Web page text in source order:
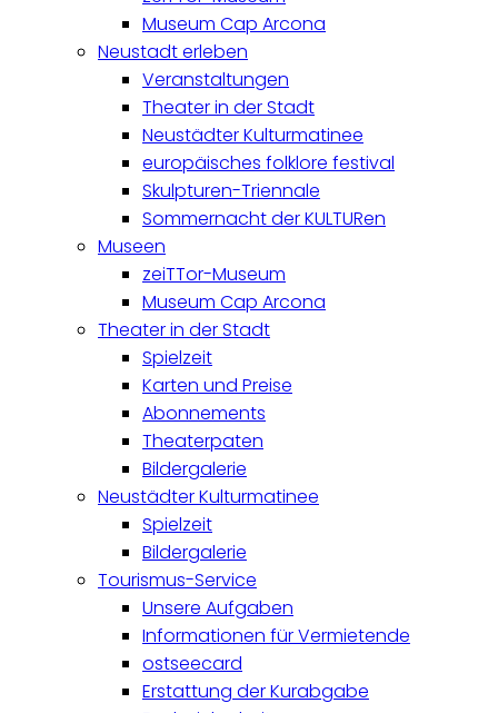
Museum Cap Arcona
Neustadt erleben
Veranstaltungen
Theater in der Stadt
Neustädter Kulturmatinee
europäisches folklore festival
Skulpturen-Triennale
Sommernacht der KULTURen
Museen
zeiTTor-Museum
Museum Cap Arcona
Theater in der Stadt
Spielzeit
Karten und Preise
Abonnements
Theaterpaten
Bildergalerie
Neustädter Kulturmatinee
Spielzeit
Bildergalerie
Tourismus-Service
Unsere Aufgaben
Informationen für Vermietende
ostseecard
Erstattung der Kurabgabe